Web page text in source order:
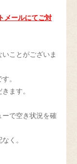
メールにてご対
ことがございま
。
ます。
で空き状況を確
く。